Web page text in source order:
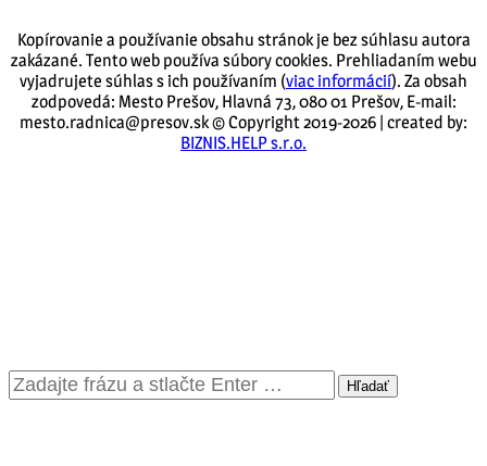
Kopírovanie a používanie obsahu stránok je bez súhlasu autora
zakázané. Tento web používa súbory cookies. Prehliadaním webu
vyjadrujete súhlas s ich používaním (viac informácií). Za obsah
zodpovedá: Mesto Prešov, Hlavná 73, 080 01 Prešov, E-mail:
mesto.radnica@presov.sk © Copyright 2019-2026 | created by:
BIZNIS.HELP s.r.o.